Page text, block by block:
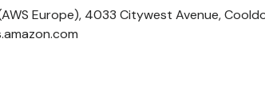
Europe), 4033 Citywest Avenue,